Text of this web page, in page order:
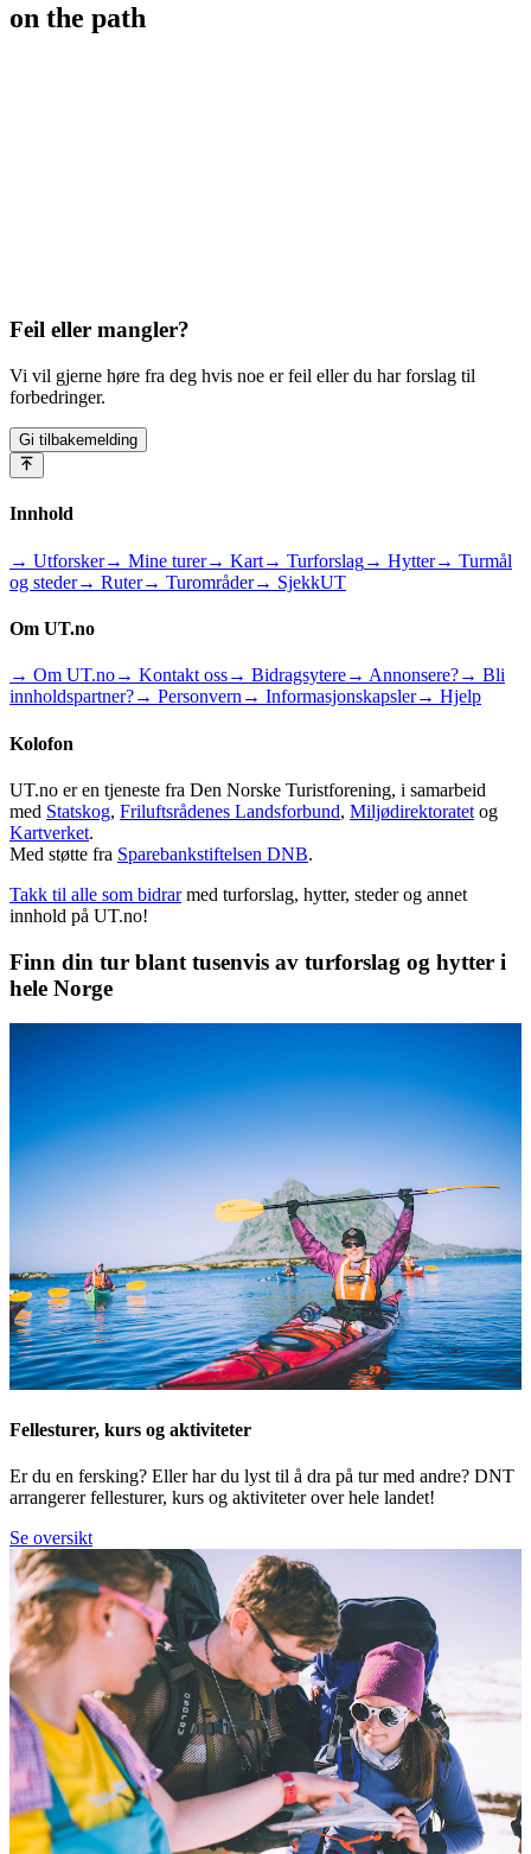
on the path
Feil eller mangler?
Vi vil gjerne høre fra deg hvis noe er feil eller du har forslag til
forbedringer.
Gi tilbakemelding
Innhold
→ Utforsker→ Mine turer→ Kart→ Turforslag→ Hytter→ Turmål
og steder→ Ruter→ Turområder→ SjekkUT
Om UT.no
→ Om UT.no→ Kontakt oss→ Bidragsytere→ Annonsere?→ Bli
innholdspartner?→ Personvern → Informasjonskapsler→ Hjelp
Kolofon
UT.no er en tjeneste fra Den Norske Turistforening, i samarbeid
med Statskog, Friluftsrådenes Landsforbund, Miljødirektoratet og
Kartverket.
Med støtte fra Sparebankstiftelsen DNB.
Takk til alle som bidrar med turforslag, hytter, steder og annet
innhold på UT.no!
Finn din tur blant tusenvis av turforslag og hytter i
hele Norge
Fellesturer, kurs og aktiviteter
Er du en fersking? Eller har du lyst til å dra på tur med andre? DNT
arrangerer fellesturer, kurs og aktiviteter over hele landet!
Se oversikt